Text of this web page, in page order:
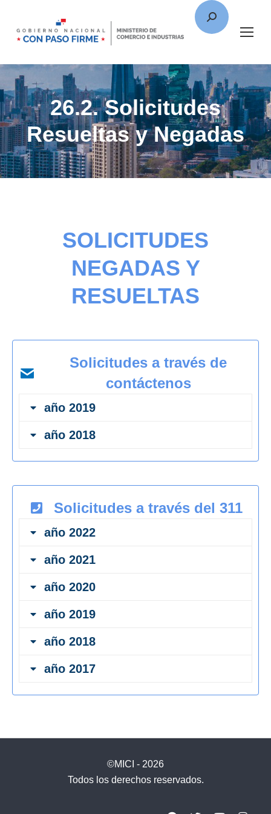
26.2. Solicitudes
Resueltas y Negadas
SOLICITUDES
NEGADAS Y
RESUELTAS
Solicitudes a través de
contáctenos
año 2019
año 2018
Solicitudes a través del 311
año 2022
año 2021
año 2020
año 2019
año 2018
año 2017
©MICI - 2026
Todos los derechos reservados.